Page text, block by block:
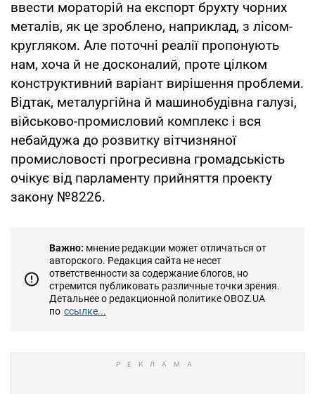
ввести мораторій на експорт брухту чорних
металів, як це зроблено, наприклад, з лісом-
кругляком. Але поточні реалії пропонують
нам, хоча й не досконалий, проте цілком
конструктивний варіант вирішення проблеми.
Відтак, металургійна й машинобудівна галузі,
військово-промисловий комплекс і вся
небайдужа до розвитку вітчизняної
промисловості прогресивна громадськість
очікує від парламенту прийняття проекту
закону №8226.
Важно: мнение редакции может отличаться от
авторского. Редакция сайта не несет
ответственности за содержание блогов, но
стремится публиковать различные точки зрения.
Детальнее о редакционной политике OBOZ.UA
по ссылке...